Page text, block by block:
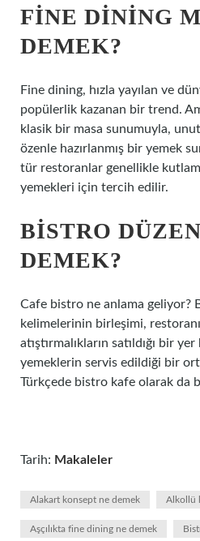
FINE DINING
DEMEK?
Fine dining, hızla yayılan ve
popülerlik kazanan bir trend.
klasik bir masa sunumuyla,
özenle hazırlanmış bir yemek
tür restoranlar genellikle
yemekleri için tercih edilir.
BISTRO
DEMEK?
Cafe bistro ne anlama geliyor?
kelimelerinin birleşimi,
atıştırmalıkların satıldığı bir
yemeklerin servis edildiği bir
Türkçede bistro kafe olarak da
Tarih: Makaleler
Alakart konsept ne demek Alkollü
Aşçılıkta fine dining ne demek